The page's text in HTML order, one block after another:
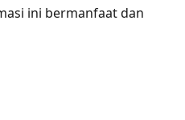
ini bermanfaat dan